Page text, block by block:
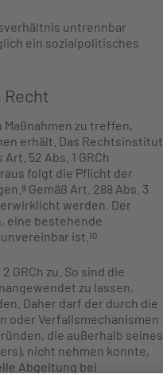
untrennbar
ein sozialpolitisches
zu treffen,
erhält. Das Rechtsinstitut
52 Abs. 1 GRCh
folgt die Pflicht der
9 Gemäß Art. 288 Abs. 3
werden. Der
eine bestehende
ist. 10
GRCh zu. So sind die
zu lassen,
Daher darf der durch die
oder Verfallsmechanismen
die außerhalb seines
nicht nehmen konnte,
Abgeltung bei